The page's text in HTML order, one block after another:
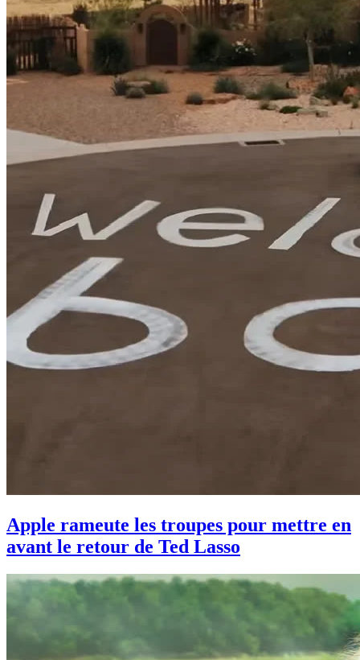
Apple rameute les troupes pour mettre en
avant le retour de Ted Lasso